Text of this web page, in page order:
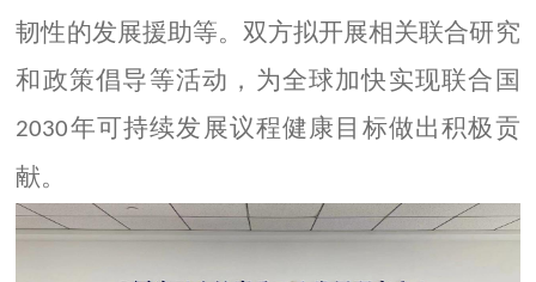
韧性的发展援助等。双方拟开展相关联合研究
和政策倡导等活动，为全球加快实现联合国
2030年可持续发展议程健康目标做出积极贡
献。